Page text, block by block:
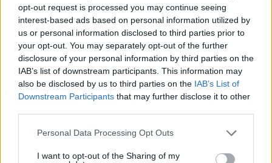
opt-out request is processed you may continue seeing
interest-based ads based on personal information utilized by
us or personal information disclosed to third parties prior to
your opt-out. You may separately opt-out of the further
disclosure of your personal information by third parties on the
IAB’s list of downstream participants. This information may
also be disclosed by us to third parties on the IAB’s List of
Downstream Participants that may further disclose it to other
Please note that this website/app uses one or more Google
not limited to your visit or usage behaviour. You may click to
Personal Data Processing Opt Outs
I want to opt-out of the Sharing of my
Ο Τραμπ έτρεξε πίσω από μικρό αγόρι σε σκηνή στο
Λας Βέγκας: «Φοβήθηκα ότι θα έπεφτε όπως ο
Μπάιντεν», δείτε βίντεο
Η Λευκάδα τιμά σήμερα τη Φακή Εγκλουβής -Μια Ωδή
στο μοναδικό τοπικό προϊόν
πριν 6 λεπτά
Τι δείχνει η πρώτη έκθεση επιτήρησης για τον αφθώδη
περιορισμό της νόσου
πριν 9 λεπτά
πριν 11 λεπτά